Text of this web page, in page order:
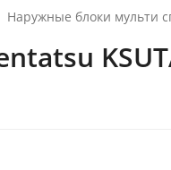
Наружные блоки мульти